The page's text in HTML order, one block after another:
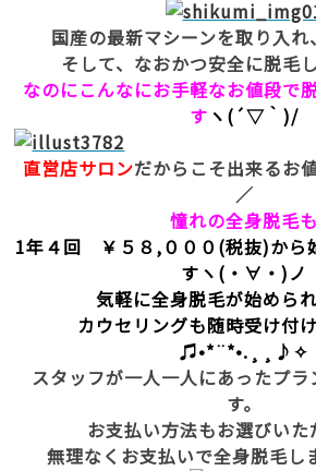
国産の最新マシーンを取り入れ
そして、なおかつ安全に脱毛
なのにこんなにお手軽なお値段で
す ヽ(´▽｀)/
直営店サロンだからこそ出来るお
／
憧れの全身脱毛も
1年４回 ￥５８,０００(税抜)から
すヽ(・∀・)ノ
気軽に全身脱毛が始めら
カウセリングも随時受け付
♫•*¨*•.¸¸♪✧
スタッフが一人一人にあったプ
す。
お支払い方法もお選びいた
無理なくお支払いで全身脱毛し